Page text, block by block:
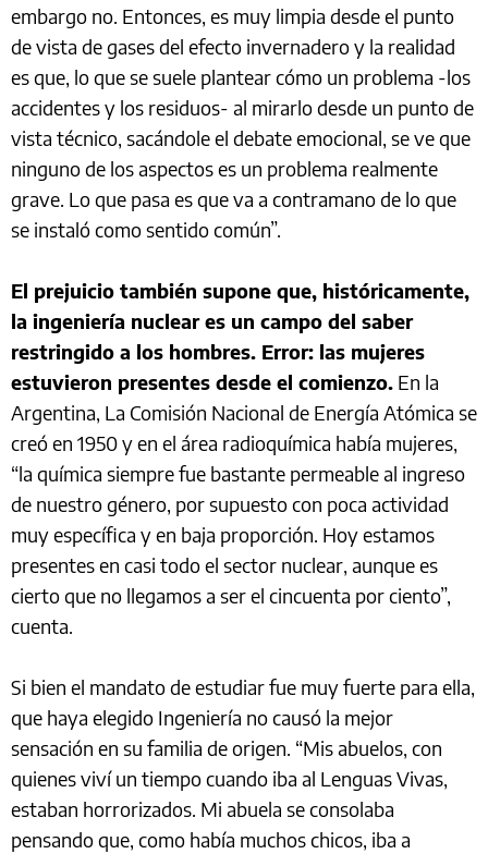
embargo no. Entonces, es muy limpia desde el punto
de vista de gases del efecto invernadero y la realidad
es que, lo que se suele plantear cómo un problema -los
accidentes y los residuos- al mirarlo desde un punto de
vista técnico, sacándole el debate emocional, se ve que
ninguno de los aspectos es un problema realmente
grave. Lo que pasa es que va a contramano de lo que
se instaló como sentido común”.
El prejuicio también supone que, históricamente,
la ingeniería nuclear es un campo del saber
restringido a los hombres. Error: las mujeres
estuvieron presentes desde el comienzo. En la
Argentina, La Comisión Nacional de Energía Atómica se
creó en 1950 y en el área radioquímica había mujeres,
“la química siempre fue bastante permeable al ingreso
de nuestro género, por supuesto con poca actividad
muy específica y en baja proporción. Hoy estamos
presentes en casi todo el sector nuclear, aunque es
cierto que no llegamos a ser el cincuenta por ciento”,
cuenta.
Si bien el mandato de estudiar fue muy fuerte para ella,
que haya elegido Ingeniería no causó la mejor
sensación en su familia de origen. “Mis abuelos, con
quienes viví un tiempo cuando iba al Lenguas Vivas,
estaban horrorizados. Mi abuela se consolaba
pensando que, como había muchos chicos, iba a